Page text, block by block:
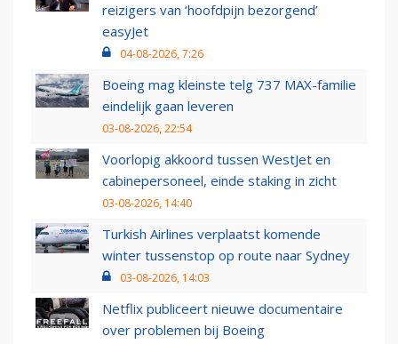
reizigers van ‘hoofdpijn bezorgend’
easyJet
04-08-2026, 7:26
Boeing mag kleinste telg 737 MAX-familie
eindelijk gaan leveren
03-08-2026, 22:54
Voorlopig akkoord tussen WestJet en
cabinepersoneel, einde staking in zicht
03-08-2026, 14:40
Turkish Airlines verplaatst komende
winter tussenstop op route naar Sydney
03-08-2026, 14:03
Netflix publiceert nieuwe documentaire
over problemen bij Boeing